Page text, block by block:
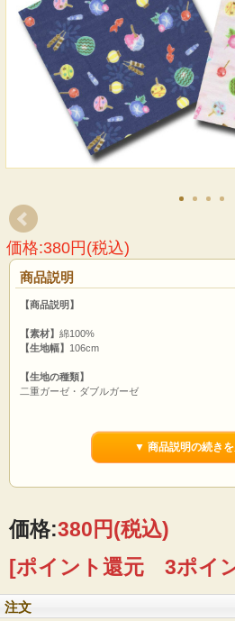
価格:380円(税込)
商品説明
【商品説明】
【素材】 綿100%
【生地幅】 106cm
【生地の種類】
二重ガーゼ・ダブルガーゼ
ふっくらとした、やわらかい、肌ざわりが気持
「二重織」のため丈夫で、かつ二重にしても軽
通気性・吸水速乾性が優れているため、夏は涼
▼ 商品説明の続き
価格:380円(税込)
[ポイント還元 3ポイ
注文